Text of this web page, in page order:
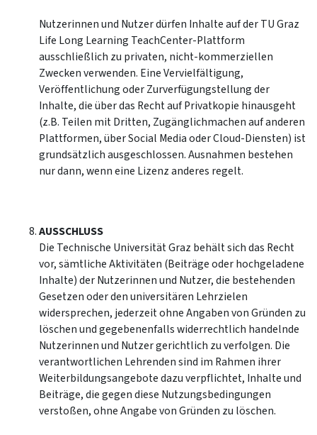
Nutzerinnen und Nutzer dürfen Inhalte auf der TU Graz
Life Long Learning TeachCenter-Plattform
ausschließlich zu privaten, nicht-kommerziellen
Zwecken verwenden. Eine Vervielfältigung,
Veröffentlichung oder Zurverfügungstellung der
Inhalte, die über das Recht auf Privatkopie hinausgeht
(z.B. Teilen mit Dritten, Zugänglichmachen auf anderen
Plattformen, über Social Media oder Cloud-Diensten) ist
grundsätzlich ausgeschlossen. Ausnahmen bestehen
nur dann, wenn eine Lizenz anderes regelt.
AUSSCHLUSS
Die Technische Universität Graz behält sich das Recht
vor, sämtliche Aktivitäten (Beiträge oder hochgeladene
Inhalte) der Nutzerinnen und Nutzer, die bestehenden
Gesetzen oder den universitären Lehrzielen
widersprechen, jederzeit ohne Angaben von Gründen zu
löschen und gegebenenfalls widerrechtlich handelnde
Nutzerinnen und Nutzer gerichtlich zu verfolgen. Die
verantwortlichen Lehrenden sind im Rahmen ihrer
Weiterbildungsangebote dazu verpflichtet, Inhalte und
Beiträge, die gegen diese Nutzungsbedingungen
verstoßen, ohne Angabe von Gründen zu löschen.